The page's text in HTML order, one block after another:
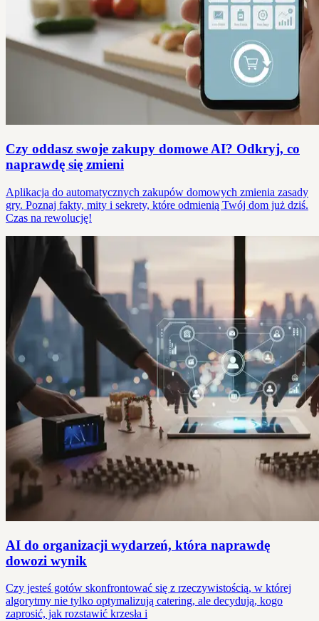
Czy oddasz swoje zakupy domowe AI? Odkryj, co
naprawdę się zmieni
Aplikacja do automatycznych zakupów domowych zmienia zasady
gry. Poznaj fakty, mity i sekrety, które odmienią Twój dom już dziś.
Czas na rewolucję!
AI do organizacji wydarzeń, która naprawdę
dowozi wynik
Czy jesteś gotów skonfrontować się z rzeczywistością, w której
algorytmy nie tylko optymalizują catering, ale decydują, kogo
zaprosić, jak rozstawić krzesła i